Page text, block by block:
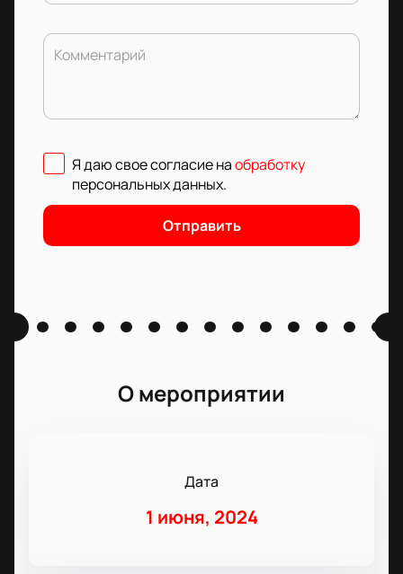
Комментарий
Я даю свое согласие наобработку
персональных данных.
Отправить
О мероприятии
Дата
1 июня, 2024